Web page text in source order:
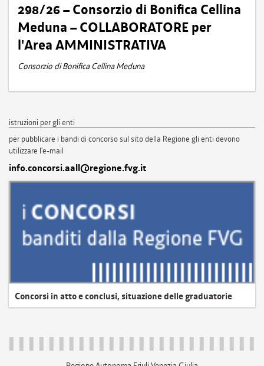
298/26 – Consorzio di Bonifica Cellina
Meduna – COLLABORATORE per
l'Area AMMINISTRATIVA
Consorzio di Bonifica Cellina Meduna
istruzioni per gli enti
per pubblicare i bandi di concorso sul sito della Regione gli enti devono
utilizzare l'e-mail
info.concorsi.aall@regione.fvg.it
Concorsi in atto e conclusi, situazione delle graduatorie